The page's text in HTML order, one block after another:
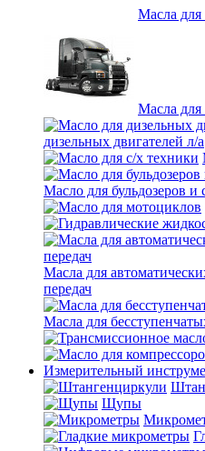
Масла для
Масла для
дизельных двигателей л/а
Масло для бульдозеров и
Масла для
передач
Масла для
Измерительный
Щупы